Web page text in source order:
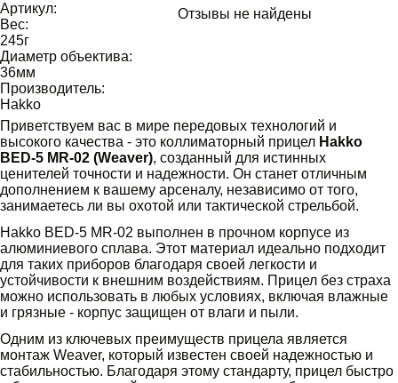
Артикул:
Вес:
245г
Диаметр объектива:
36мм
Производитель:
Hakko
Отзывы не найдены
Приветствуем вас в мире передовых технологий и
высокого качества - это коллиматорный прицел Hakko
BED-5 MR-02 (Weaver), созданный для истинных
ценителей точности и надежности. Он станет отличным
дополнением к вашему арсеналу, независимо от того,
занимаетесь ли вы охотой или тактической стрельбой.
Hakko BED-5 MR-02 выполнен в прочном корпусе из
алюминиевого сплава. Этот материал идеально подходит
для таких приборов благодаря своей легкости и
устойчивости к внешним воздействиям. Прицел без страха
можно использовать в любых условиях, включая влажные
и грязные - корпус защищен от влаги и пыли.
Одним из ключевых преимуществ прицела является
монтаж Weaver, который известен своей надежностью и
стабильностью. Благодаря этому стандарту, прицел быстро